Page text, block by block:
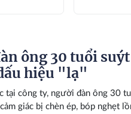
ông 30 tuổi
hiệu "lạ"
tại công ty, người đàn ông 30
giác bị chèn ép, bóp nghẹt